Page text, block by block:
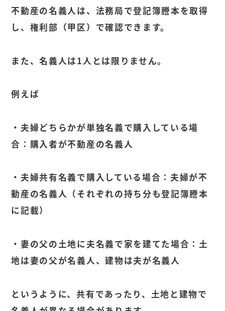
不動産の名義人は、法務局で登記簿謄本を取得
し、権利部（甲区）で確認できます。
また、名義人は1人とは限りません。
例えば
・夫婦どちらかが単独名義で購入している場
合：購入者が不動産の名義人
・夫婦共有名義で購入している場合：夫婦が不
動産の名義人（それぞれの持ち分も登記簿謄本
に記載）
・妻の父の土地に夫名義で家を建てた場合：土
地は妻の父が名義人、建物は夫が名義人
というように、共有であったり、土地と建物で